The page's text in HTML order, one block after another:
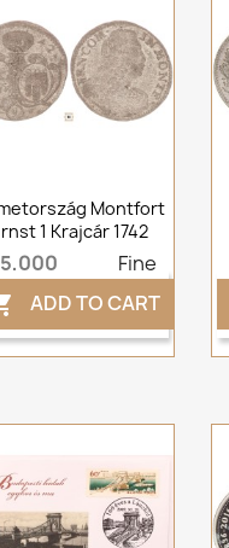
Montfort
1 Krajcár 1742
Fine
ADD TO CART